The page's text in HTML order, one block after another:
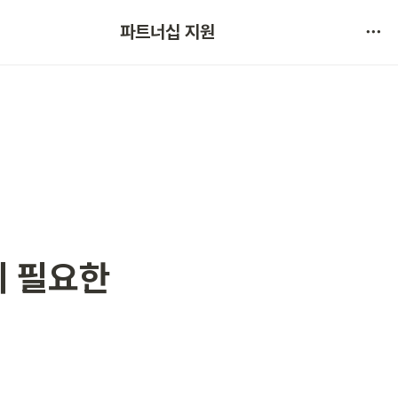
파트너십 지원
서비스 불만 사항 제보
필요한